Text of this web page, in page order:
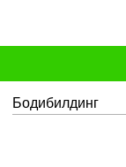
Бодибилдинг